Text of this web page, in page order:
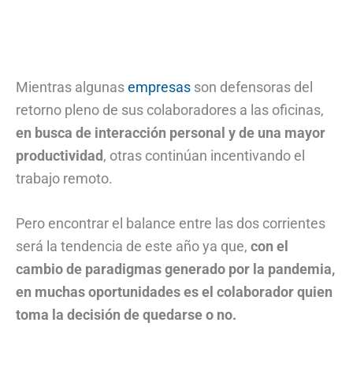
Mientras algunasempresas son defensoras del
retorno pleno de sus colaboradores a las oficinas,
en busca de interacción personal y de una mayor
productividad, otras continúan incentivando el
trabajo remoto.
Pero encontrar el balance entre las dos corrientes
será la tendencia de este año ya que, con el
cambio de paradigmas generado por la pandemia,
en muchas oportunidades es el colaborador quien
toma la decisión de quedarse o no.